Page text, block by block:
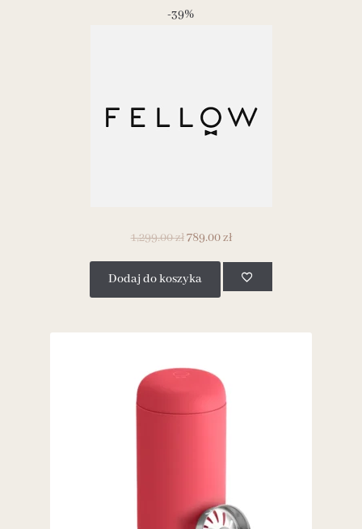
-39%
1,299.00zł789.00zł
Dodaj do koszyka